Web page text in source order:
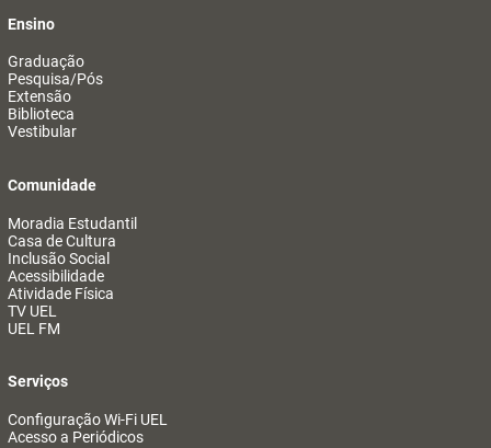
Ensino
Graduação
Pesquisa/Pós
Extensão
Biblioteca
Vestibular
Comunidade
Moradia Estudantil
Casa de Cultura
Inclusão Social
Acessibilidade
Atividade Física
TV UEL
UEL FM
Serviços
Configuração Wi-Fi UEL
Acesso a Periódicos